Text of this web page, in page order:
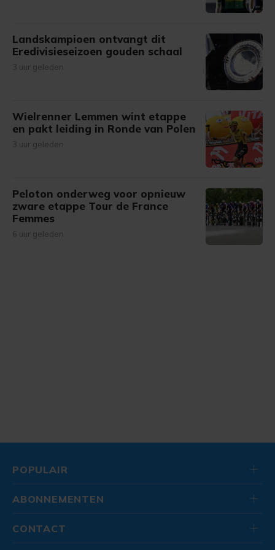
Landskampioen ontvangt dit
Eredivisieseizoen gouden schaal
3 uur geleden
Wielrenner Lemmen wint etappe
en pakt leiding in Ronde van Polen
3 uur geleden
Peloton onderweg voor opnieuw
zware etappe Tour de France
Femmes
6 uur geleden
POPULAIR
ABONNEMENTEN
CONTACT